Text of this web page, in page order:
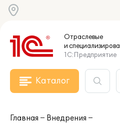
Отраслевые
и
1С:Предприятие
Каталог
Главная
Внедрения